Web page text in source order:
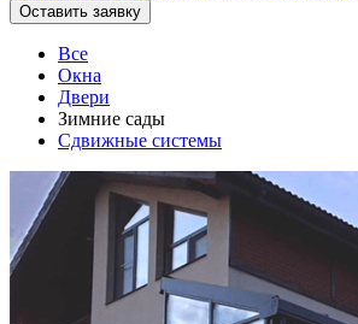
Оставить заявку
Все
Окна
Двери
Зимние сады
Сдвижные системы